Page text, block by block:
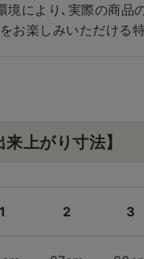
境により､実際の商品
お楽しみいただける
上がり寸法】
1 2 3